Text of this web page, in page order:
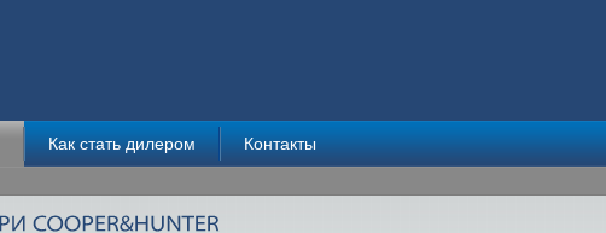
Как стать дилером Контакты